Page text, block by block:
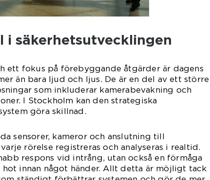
i säkerhetsutvecklingen
ett fokus på förebyggande åtgärder är dagens
än bara ljud och ljus. De är en del av ett större
som inkluderar kamerabevakning och
I Stockholm kan den strategiska
göra skillnad.
sensorer, kameror och anslutning till
rörelse registreras och analyseras i realtid.
respons vid intrång, utan också en förmåga
innan något händer. Allt detta är möjligt tack